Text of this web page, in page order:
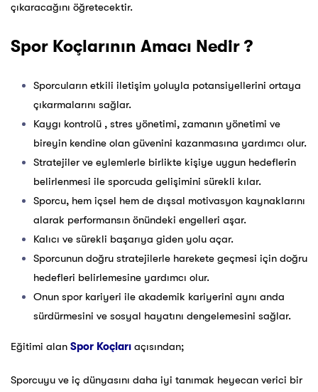
çıkaracağını öğretecektir.
Spor Koçlarının Amacı Nedir ?
Sporcuların etkili iletişim yoluyla potansiyellerini ortaya
çıkarmalarını sağlar.
Kaygı kontrolü , stres yönetimi, zamanın yönetimi ve
bireyin kendine olan güvenini kazanmasına yardımcı olur.
Stratejiler ve eylemlerle birlikte kişiye uygun hedeflerin
belirlenmesi ile sporcuda gelişimini sürekli kılar.
Sporcu, hem içsel hem de dışsal motivasyon kaynaklarını
alarak performansın önündeki engelleri aşar.
Kalıcı ve sürekli başarıya giden yolu açar.
Sporcunun doğru stratejilerle harekete geçmesi için doğru
hedefleri belirlemesine yardımcı olur.
Onun spor kariyeri ile akademik kariyerini aynı anda
sürdürmesini ve sosyal hayatını dengelemesini sağlar.
Eğitimi alan Spor Koçları açısından;
Sporcuyu ve iç dünyasını daha iyi tanımak heyecan verici bir